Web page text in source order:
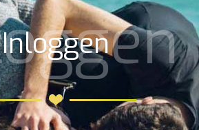
Inloggen